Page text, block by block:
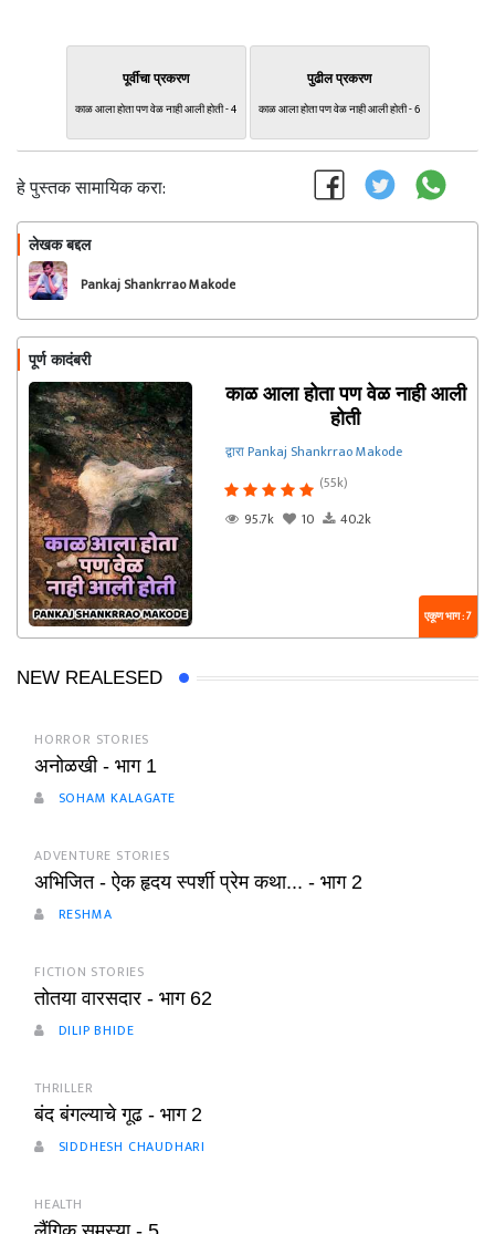
पूर्वीचा प्रकरण
काळ आला होता पण वेळ नाही आली होती - 4
पुढील प्रकरण
काळ आला होता पण वेळ नाही आली होती - 6
हे पुस्तक सामायिक करा:
लेखक बद्दल
Pankaj Shankrrao Makode
पूर्ण कादंबरी
काळ आला होता पण वेळ नाही आली
होती
द्वारा Pankaj Shankrrao Makode
(55k)
95.7k
10 40.2k
एकूण भाग : 7
NEW REALESED
HORROR STORIES
अनोळखी - भाग 1
SOHAM KALAGATE
ADVENTURE STORIES
अभिजित - ऐक हृदय स्पर्शी प्रेम कथा... - भाग 2
RESHMA
FICTION STORIES
तोतया वारसदार - भाग 62
DILIP BHIDE
THRILLER
बंद बंगल्याचे गूढ - भाग 2
SIDDHESH CHAUDHARI
HEALTH